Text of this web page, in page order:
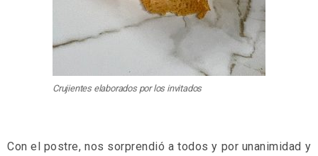
Crujientes elaborados por los invitados
Con el postre, nos sorprendió a todos y por unanimidad y